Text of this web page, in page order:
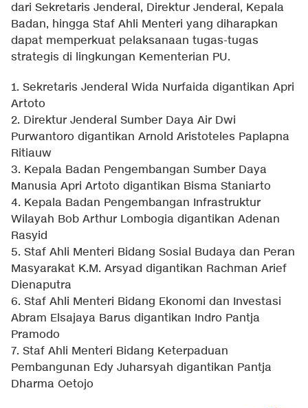
dari Sekretaris Jenderal, Direktur Jenderal, Kepala
Badan, hingga Staf Ahli Menteri yang diharapkan
dapat memperkuat pelaksanaan tugas-tugas
strategis di lingkungan Kementerian PU.
1. Sekretaris Jenderal Wida Nurfaida digantikan Apri
Artoto
2. Direktur Jenderal Sumber Daya Air Dwi
Purwantoro digantikan Arnold Aristoteles Paplapna
Ritiauw
3. Kepala Badan Pengembangan Sumber Daya
Manusia Apri Artoto digantikan Bisma Staniarto
4. Kepala Badan Pengembangan Infrastruktur
Wilayah Bob Arthur Lombogia digantikan Adenan
Rasyid
5. Staf Ahli Menteri Bidang Sosial Budaya dan Peran
Masyarakat K.M. Arsyad digantikan Rachman Arief
Dienaputra
6. Staf Ahli Menteri Bidang Ekonomi dan Investasi
Abram Elsajaya Barus digantikan Indro Pantja
Pramodo
7. Staf Ahli Menteri Bidang Keterpaduan
Pembangunan Edy Juharsyah digantikan Pantja
Dharma Oetojo